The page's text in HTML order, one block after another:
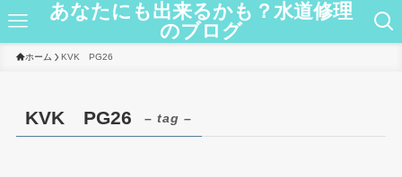
あなたにも出来るかも？水道修理
のブログ
ホーム KVK PG26
KVK PG26 – tag –